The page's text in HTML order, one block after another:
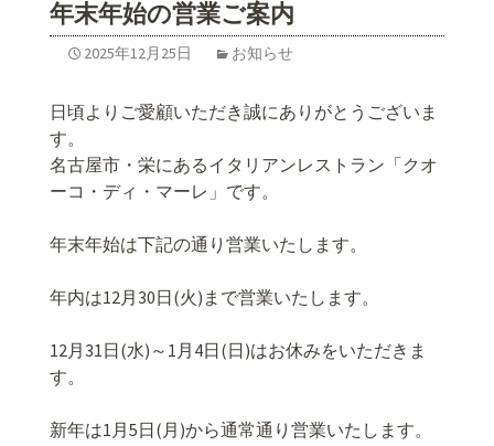
年末年始の営業ご案内
2025年12月25日 お知らせ
日頃よりご愛顧いただき誠にありがとうございま
す。
名古屋市・栄にあるイタリアンレストラン「クオ
ーコ・ディ・マーレ」です。
年末年始は下記の通り営業いたします。
年内は12月30日(火)まで営業いたします。
12月31日(水)～1月4日(日)はお休みをいただきま
す。
新年は1月5日(月)から通常通り営業いたします。